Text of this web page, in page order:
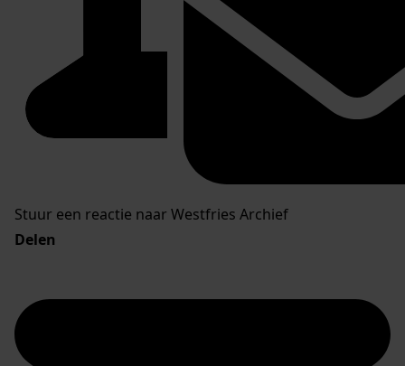
Stuur een reactie naar Westfries Archief
Delen